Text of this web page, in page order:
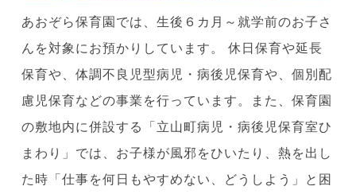
あおぞら保育園では、生後６カ月～就学前のお子さ
んを対象にお預かりしています。 休日保育や延長
保育や、体調不良児型病児・病後児保育や、個別配
慮児保育などの事業を行っています。また、保育園
の敷地内に併設する「立山町病児・病後児保育室ひ
まわり」では、お子様が風邪をひいたり、熱を出し
た時「仕事を何日もやすめない、どうしよう」と困